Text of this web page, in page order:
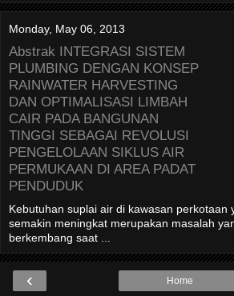
Monday, May 06, 2013
Abstrak INTEGRASI SISTEM
PLUMBING DENGAN KONSEP
RAINWATER HARVESTING
DAN OPTIMALISASI LIMBAH
CAIR PADA BANGUNAN
TINGGI SEBAGAI REVOLUSI
PENGELOLAAN SIKLUS AIR
PERMUKAAN DI AREA PADAT
PENDUDUK
Kebutuhan suplai air di kawasan perkotaan
semakin meningkat merupakan masalah
berkembang saat ...
‹ Home